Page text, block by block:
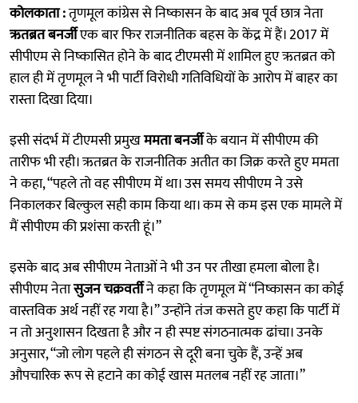
कोलकाता :तृणमूल कांग्रेस से निष्कासन के बाद अब पूर्व छात्र नेता
ऋतब्रत बनर्जीएक बार फिर राजनीतिक बहस के केंद्र में हैं। 2017 में
सीपीएम से निष्कासित होने के बाद टीएमसी में शामिल हुए ऋतब्रत को
हाल ही में तृणमूल ने भी पार्टी विरोधी गतिविधियों के आरोप में बाहर का
रास्ता दिखा दिया।
इसी संदर्भ में टीएमसी प्रमुखममता बनर्जीके बयान में सीपीएम की
तारीफ भी रही। ऋतब्रत के राजनीतिक अतीत का जिक्र करते हुए ममता
ने कहा, “पहले तो वह सीपीएम में था। उस समय सीपीएम ने उसे
निकालकर बिल्कुल सही काम किया था। कम से कम इस एक मामले में
मैं सीपीएम की प्रशंसा करती हूं।”
इसके बाद अब सीपीएम नेताओं ने भी उन पर तीखा हमला बोला है।
सीपीएम नेतासुजन चक्रवर्तीने कहा कि तृणमूल में “निष्कासन का कोई
वास्तविक अर्थ नहीं रह गया है।” उन्होंने तंज कसते हुए कहा कि पार्टी में
न तो अनुशासन दिखता है और न ही स्पष्ट संगठनात्मक ढांचा। उनके
अनुसार, “जो लोग पहले ही संगठन से दूरी बना चुके हैं, उन्हें अब
औपचारिक रूप से हटाने का कोई खास मतलब नहीं रह जाता।”